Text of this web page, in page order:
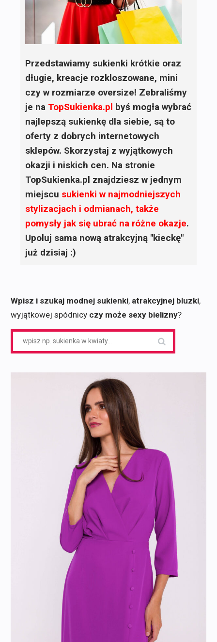
Przedstawiamy sukienki krótkie oraz
długie, kreacje rozkloszowane, mini
czy w rozmiarze oversize! Zebraliśmy
je na TopSukienka.pl byś mogła wybrać
najlepszą sukienkę dla siebie, są to
oferty z dobrych internetowych
sklepów. Skorzystaj z wyjątkowych
okazji i niskich cen. Na stronie
TopSukienka.pl znajdziesz w jednym
miejscu sukienki w najmodniejszych
stylizacjach i odmianach, także
pomysły jak się ubrać na różne okazje.
Upoluj sama nową atrakcyjną "kieckę"
już dzisiaj :)
Wpisz i szukaj modnej sukienki, atrakcyjnej bluzki,
wyjątkowej spódnicy czy może sexy bielizny?